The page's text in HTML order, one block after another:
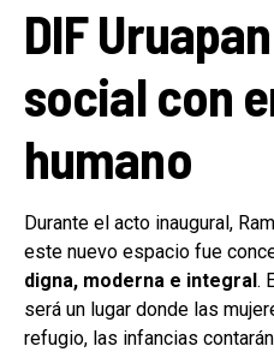
DIF
social con
humano
Durante el acto inaugural,
este nuevo espacio fue
digna, moderna e integral .
será un lugar donde las
refugio, las infancias